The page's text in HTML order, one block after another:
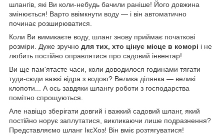
шлангів, які Ви коли-небудь бачили раніше! Його довжина
змінюється! Варто ввімкнути воду — і він автоматично
починає розширюватися.
Коли Ви вимикаєте воду, шланг знову приймає початкові
розміри. Дуже зручно для тих, хто цінує місце в коморі і не
любить постійно оправлятися про садовий інвентар!
Ви ще пам'ятаєте часи, коли доводилося годинами тягати
туди-сюди важкі відра з водою? Велика ділянка — великі
клопоти... А ось завдяки шлангу роботи з господарства
помітно спрощуються.
Але навіщо зберігати довгий і важкий садовий шланг, який
постійно норує заплутатися, викликаючи лише подразнення?
Представляємо шланг ІксХоз! Він вміє розтягуватися!